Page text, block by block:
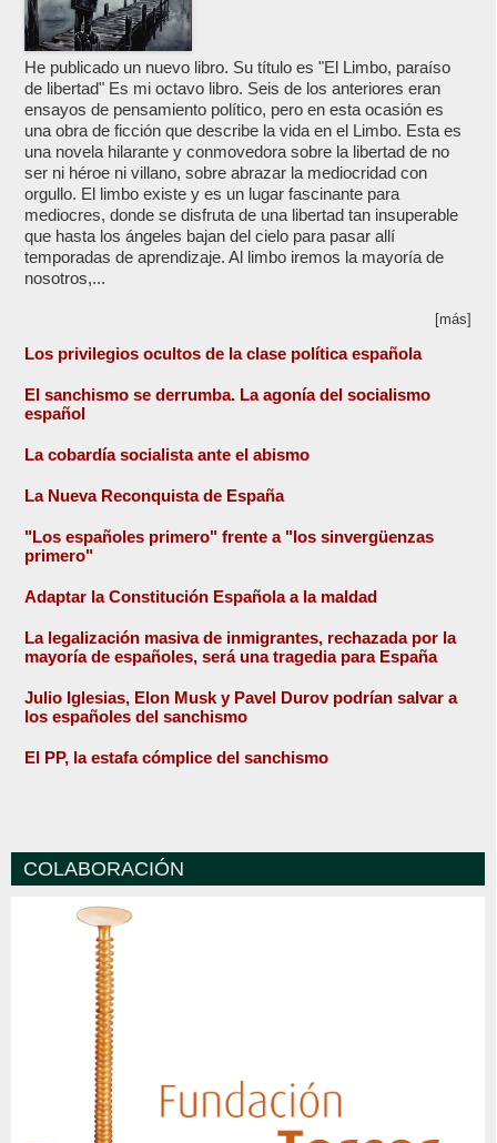
He publicado un nuevo libro. Su título es "El Limbo, paraíso
de libertad" Es mi octavo libro. Seis de los anteriores eran
ensayos de pensamiento político, pero en esta ocasión es
una obra de ficción que describe la vida en el Limbo. Esta es
una novela hilarante y conmovedora sobre la libertad de no
ser ni héroe ni villano, sobre abrazar la mediocridad con
orgullo. El limbo existe y es un lugar fascinante para
mediocres, donde se disfruta de una libertad tan insuperable
que hasta los ángeles bajan del cielo para pasar allí
temporadas de aprendizaje. Al limbo iremos la mayoría de
nosotros,...
[más]
Los privilegios ocultos de la clase política española
El sanchismo se derrumba. La agonía del socialismo
español
La cobardía socialista ante el abismo
La Nueva Reconquista de España
"Los españoles primero" frente a "los sinvergüenzas
primero"
Adaptar la Constitución Española a la maldad
La legalización masiva de inmigrantes, rechazada por la
mayoría de españoles, será una tragedia para España
Julio Iglesias, Elon Musk y Pavel Durov podrían salvar a
los españoles del sanchismo
El PP, la estafa cómplice del sanchismo
COLABORACIÓN